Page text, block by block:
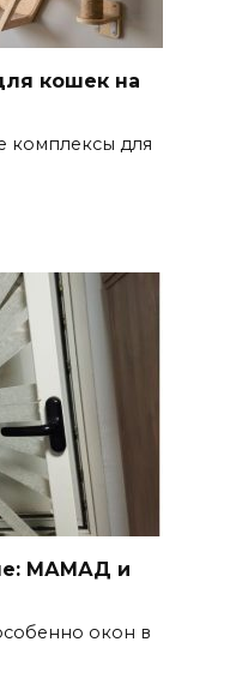
кошек на
комплексы для
МАМАД и
окон в